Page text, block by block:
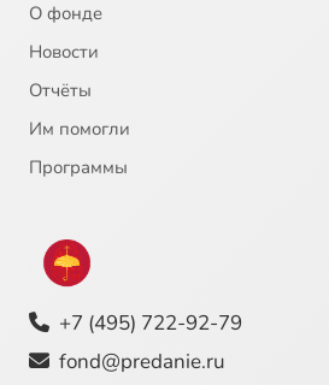
О фонде
Новости
Отчёты
Им помогли
Программы
+7 (495) 722-92-79
fond@predanie.ru